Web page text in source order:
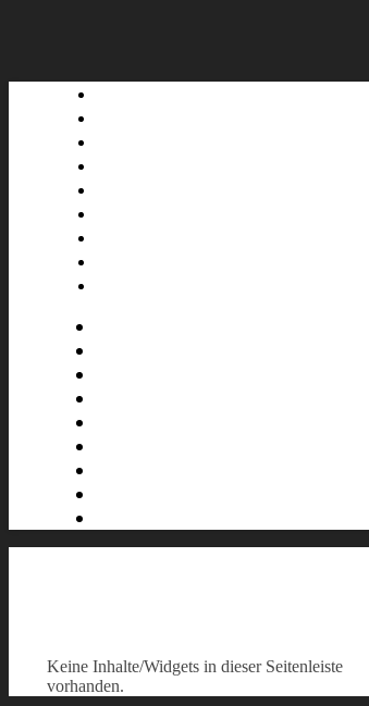
Keine Inhalte/Widgets in dieser Seitenleiste
vorhanden.